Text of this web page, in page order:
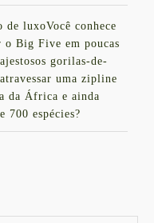
luxoVocê conhece
o Big Five em poucas
gorilas-de-
uma zipline
da África e ainda
700 espécies?